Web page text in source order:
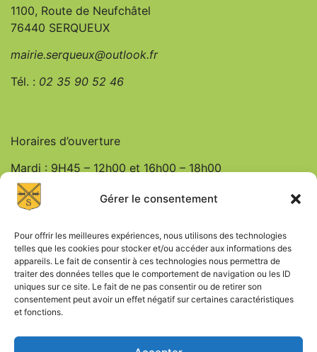
Gérer le consentement
Pour offrir les meilleures expériences, nous utilisons des technologies
telles que les cookies pour stocker et/ou accéder aux informations des
appareils. Le fait de consentir à ces technologies nous permettra de
traiter des données telles que le comportement de navigation ou les ID
uniques sur ce site. Le fait de ne pas consentir ou de retirer son
consentement peut avoir un effet négatif sur certaines caractéristiques
et fonctions.
1100, Route de Neufchâtel
76440 SERQUEUX
mairie.serqueux@outlook.fr
Tél. : 02 35 90 52 46
Horaires d’ouverture
Mardi : 9H45 – 12h00 et 16h00 – 18h00
Jeudi : 9h45 – 12h00